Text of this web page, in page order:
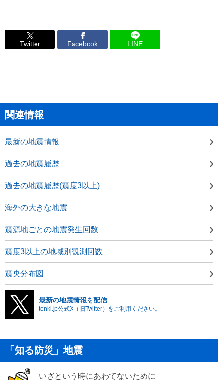
Twitter Facebook LINE
関連情報
最新の地震情報
過去の地震履歴
過去の地震履歴(震度3以上)
海外の大きな地震
震源地ごとの地震発生回数
震度3以上の地域別観測回数
震央分布図
最新の地震情報を配信
tenki.jp公式X（旧Twitter）をご利用ください。
「知る防災」地震
いざという時にあわてないために